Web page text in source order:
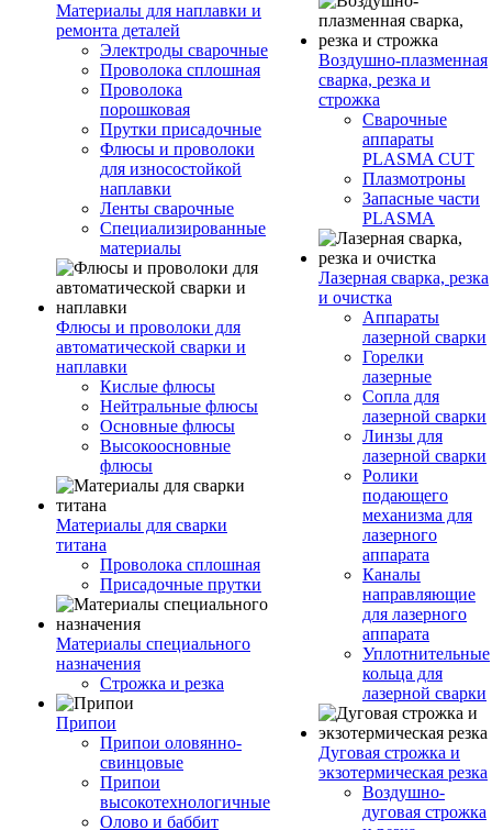
Материалы для наплавки и
ремонта деталей
Электроды сварочные
Проволока сплошная
Проволока
порошковая
Прутки присадочные
Флюсы и проволоки
для износостойкой
наплавки
Ленты сварочные
Специализированные
материалы
Флюсы и проволоки для
автоматической сварки и
наплавки
Кислые флюсы
Нейтральные флюсы
Основные флюсы
Высокоосновные
флюсы
Материалы для сварки
титана
Проволока сплошная
Присадочные прутки
Материалы специального
назначения
Строжка и резка
Припои
Припои оловянно-
свинцовые
Припои
высокотехнологичные
Олово и баббит
Воздушно-плазменная
сварка, резка и
строжка
Сварочные
аппараты
PLASMA CUT
Плазмотроны
Запасные части
PLASMA
Лазерная сварка, резка
и очистка
Аппараты
лазерной сварки
Горелки
лазерные
Сопла для
лазерной сварки
Линзы для
лазерной сварки
Ролики
подающего
механизма для
лазерного
аппарата
Каналы
направляющие
для лазерного
аппарата
Уплотнительные
кольца для
лазерной сварки
Дуговая строжка и
экзотермическая резка
Воздушно-
дуговая строжка